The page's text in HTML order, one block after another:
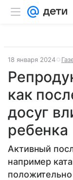
18 января 2024
как
досуг
ребенка
Активный
например